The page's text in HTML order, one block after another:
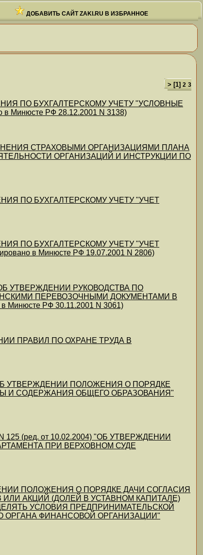
ДОБАВИТЬ САЙТ ZAKI.RU В ИЗБРАННОЕ
> [1] 2 3
ПО БУХГАЛТЕРСКОМУ УЧЕТУ "УСЛОВНЫЕ
РФ 28.12.2001 N 3138)
СТРАХОВЫМИ ОРГАНИЗАЦИЯМИ ПЛАНА
ОРГАНИЗАЦИЙ И ИНСТРУКЦИИ ПО
ПО БУХГАЛТЕРСКОМУ УЧЕТУ "УЧЕТ
ПО БУХГАЛТЕРСКОМУ УЧЕТУ "УЧЕТ
в Минюсте РФ 19.07.2001 N 2806)
"ОБ УТВЕРЖДЕНИИ РУКОВОДСТВА ПО
ПЕРЕВОЗОЧНЫМИ ДОКУМЕНТАМИ В
РФ 30.11.2001 N 3061)
ПРАВИЛ ПО ОХРАНЕ ТРУДА В
"ОБ УТВЕРЖДЕНИИ ПОЛОЖЕНИЯ О ПОРЯДКЕ
И СОДЕРЖАНИЯ ОБЩЕГО ОБРАЗОВАНИЯ"
125 (ред. от 10.02.2004) "ОБ УТВЕРЖДЕНИИ
ПРИ ВЕРХОВНОМ СУДЕ
ПОЛОЖЕНИЯ О ПОРЯДКЕ ДАЧИ СОГЛАСИЯ
АКЦИЙ (ДОЛЕЙ В УСТАВНОМ КАПИТАЛЕ)
УСЛОВИЯ ПРЕДПРИНИМАТЕЛЬСКОЙ
ОРГАНА ФИНАНСОВОЙ ОРГАНИЗАЦИИ"